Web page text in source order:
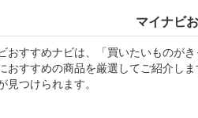
マイナビ
おすすめナビは、「買いたいものが
おすすめの商品を厳選してご紹介し
見つけられます。